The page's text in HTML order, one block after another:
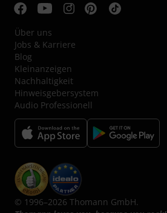
Über uns
Jobs & Karriere
Blog
Kleinanzeigen
Nachhaltigkeit
Hinweisgebersystem
Audio Professionell
© 1996–2026 Thomann GmbH.